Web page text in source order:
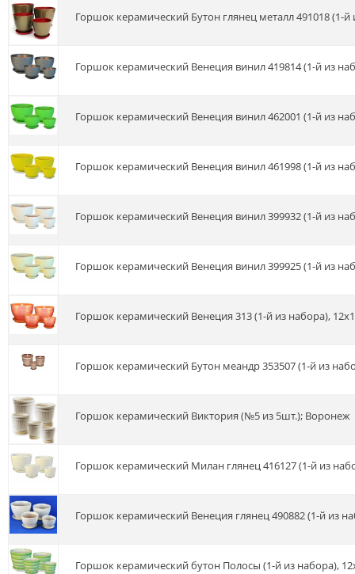
Горшок керамический Бутон глянец металл 491018 (1-й
Горшок керамический Венеция винил 419814 (1-й из
Горшок керамический Венеция винил 462001 (1-й из
Горшок керамический Венеция винил 461998 (1-й из
Горшок керамический Венеция винил 399932 (1-й из
Горшок керамический Венеция винил 399925 (1-й из
Горшок керамический Венеция 313 (1-й из набора),
Горшок керамический Бутон меандр 353507 (1-й из
Горшок керамический Виктория (№5 из 5шт.); Воронеж
Горшок керамический Милан глянец 416127 (1-й из
Горшок керамический Венеция глянец 490882 (1-й из
Горшок керамический бутон Полосы (1-й из набора),